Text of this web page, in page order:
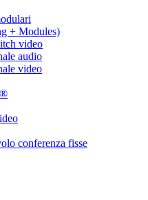
+ Modules)
video
audio
video
conferenza fisse